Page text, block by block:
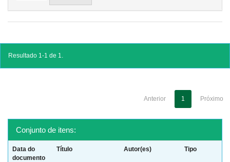
Resultado 1-1 de 1.
Anterior 1 Próximo
Conjunto de itens:
Data do
documento
Título Autor(es) Tipo